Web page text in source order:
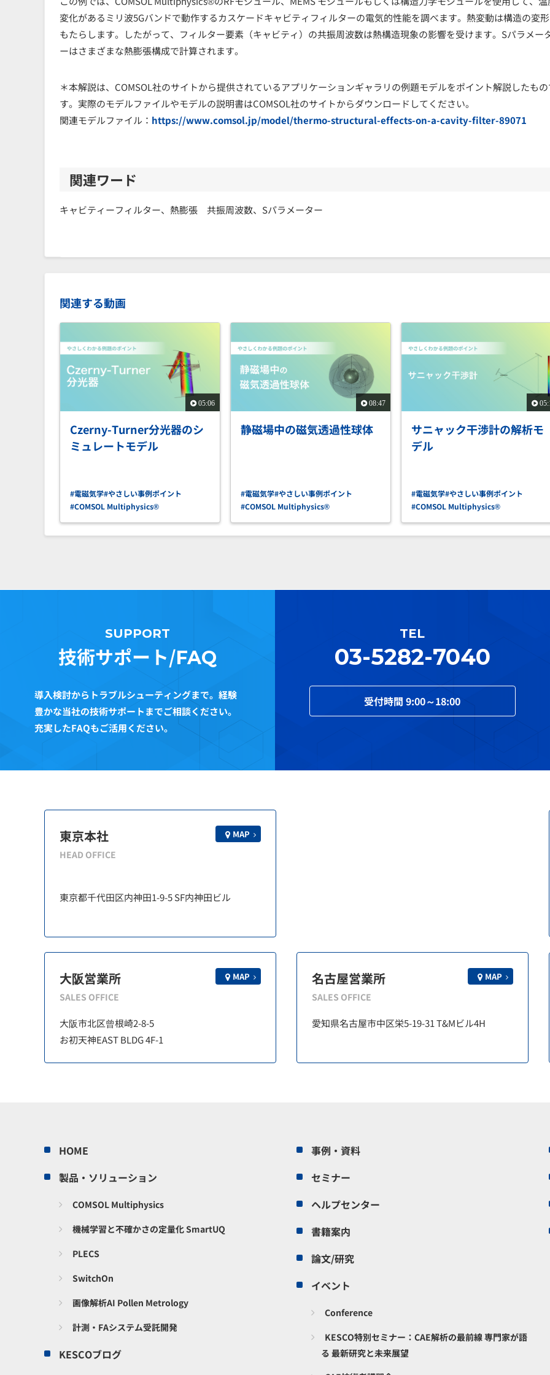
変化があるミリ波5Gバンドで動作するカスケードキャビティフィルターの電気的性能を調べます。熱変動は構造の変
もたらします。したがって、フィルター要素（キャビティ）の共振周波数は熱構造現象の影響を受けます。Sパラメー
ーはさまざまな熱膨張構成で計算されます。
＊本解説は、COMSOL社のサイトから提供されているアプリケーションギャラリの例題モデルをポイント解説したも
す。実際のモデルファイルやモデルの説明書はCOMSOL社のサイトからダウンロードしてください。
関連モデルファイル： https://www.comsol.jp/model/thermo-structural-effects-on-a-cavity-filter-89071
関連ワード
キャビティーフィルター、熱膨張 共振周波数、Sパラメーター
関連する動画
05:06
Czerny-Turner分光器のシ
ミュレートモデル
#電磁気学#やさしい事例ポイント
#COMSOL Multiphysics®
08:47
静磁場中の磁気透過性球体
#電磁気学#やさしい事例ポイント
#COMSOL Multiphysics®
サニャック干渉計の解析モ
デル
#電磁気学#やさしい事例ポイント
#COMSOL Multiphysics®
SUPPORT
技術サポート/FAQ
導入検討からトラブルシューティングまで。経験
豊かな当社の技術サポートまでご相談ください。
充実したFAQもご活用ください。
TEL
03-5282-7040
受付時間9:00～18:00
東京本社
HEAD OFFICE
MAP
東京都千代田区内神田1-9-5 SF内神田ビル
大阪営業所
SALES OFFICE
MAP
大阪市北区曾根崎2-8-5
お初天神EAST BLDG 4F-1
名古屋営業所
SALES OFFICE
MAP
愛知県名古屋市中区栄5-19-31 T&Mビル4H
HOME
製品・ソリューション
COMSOL Multiphysics
機械学習と不確かさの定量化 SmartUQ
PLECS
SwitchOn
画像解析AI Pollen Metrology
計測・FAシステム受託開発
KESCOブログ
事例・資料
セミナー
ヘルプセンター
書籍案内
論文/研究
イベント
Conference
KESCO特別セミナー：CAE解析の最前線 専門家が語
る 最新研究と未来展望